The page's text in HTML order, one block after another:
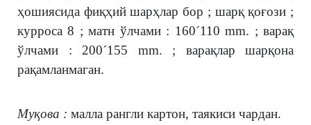
ҳошиясида фиқҳий шарҳлар бор ; шарқ қоғози ;
курроса 8 ; матн ўлчами : 160´110 mm. ; варақ
ўлчами : 200´155 mm. ; варақлар шарқона
рақамланмаган.
Муқова : малла рангли картон, таякиси чардан.